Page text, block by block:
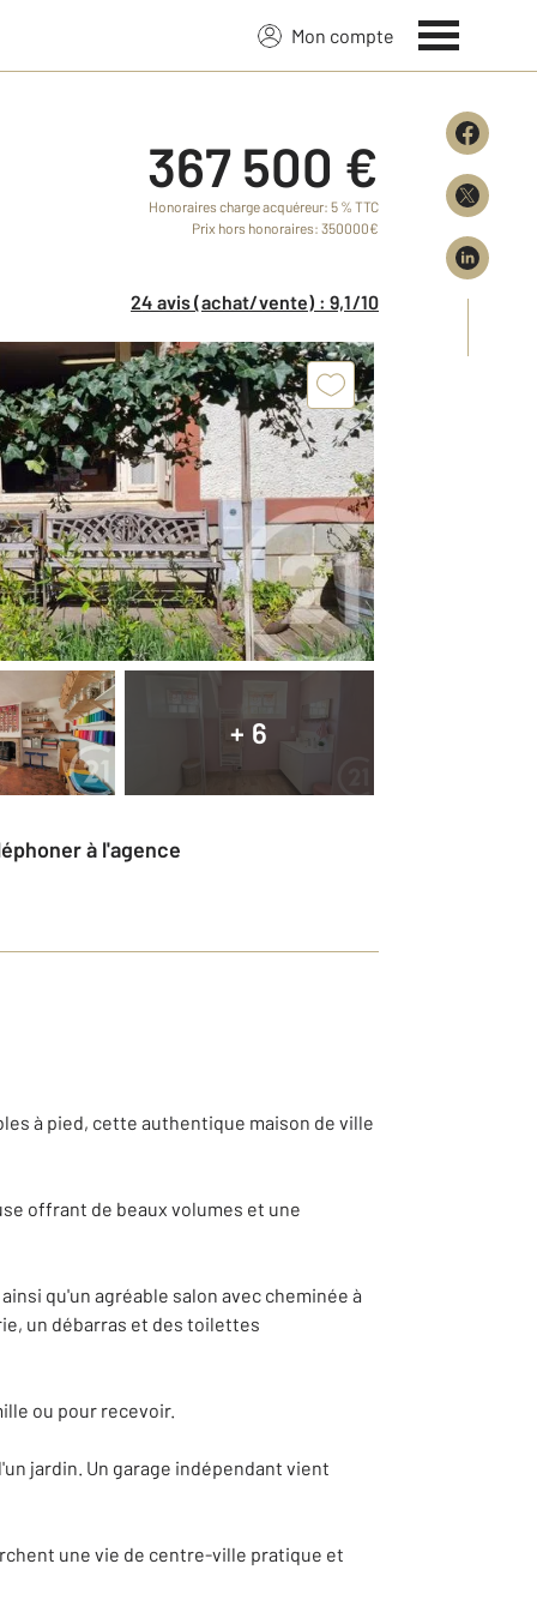
Mon compte
367 500 €
Honoraires charge acquéreur: 5 % TTC
Prix hors honoraires: 350000€
24 avis (achat/vente) : 9,1/10
+ 6
à l'agence
à pied, cette authentique maison de ville
offrant de beaux volumes et une
qu'un agréable salon avec cheminée à
un débarras et des toilettes
ou pour recevoir.
jardin. Un garage indépendant vient
une vie de centre-ville pratique et